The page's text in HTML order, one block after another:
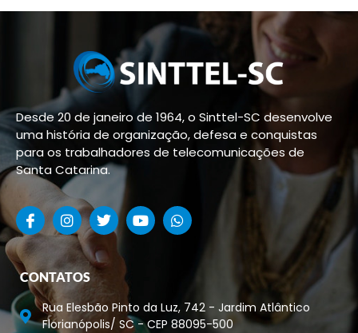
Desde 20 de janeiro de 1964, o Sinttel-SC desenvolve
uma história de organização, defesa e conquistas
para os trabalhadores de telecomunicações de
Santa Catarina.
CONTATOS
Rua Elesbão Pinto da Luz, 742 - Jardim Atlântico
Florianópolis/ SC - CEP 88095-500